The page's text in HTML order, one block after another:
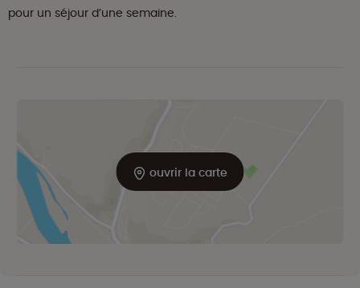
pour un séjour d’une semaine.
ouvrir la carte